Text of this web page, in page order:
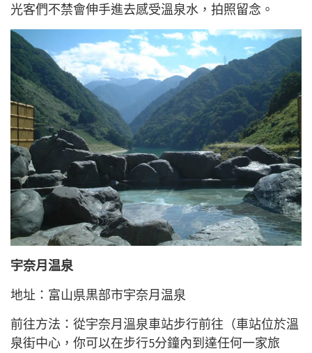
光客們不禁會伸手進去感受溫泉水，拍照留念。
宇奈月温泉
地址：富山県黒部市宇奈月温泉
前往方法：​​從宇奈月溫泉車站步行前往（車站位於溫
泉街中心，你可以在步行5分鐘內到達任何一家旅